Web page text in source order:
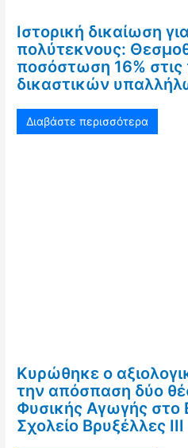
Ιστορική δικαίωση
πολύτεκνους:
ποσόστωση 16% στις
δικαστικών
Διαβάστε περισσότερα
Κυρώθηκε ο
την απόσπαση δύο
Φυσικής Αγωγής στο
Σχολείο Βρυξέλλες ΙΙΙ